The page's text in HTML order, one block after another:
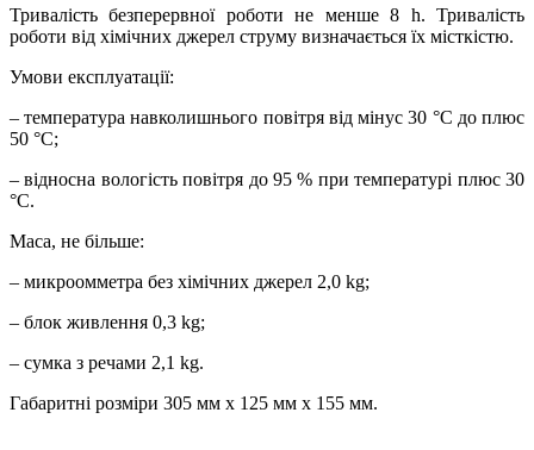
Тривалість безперервної роботи не менше 8 h. Тривалість
роботи від хімічних джерел струму визначається їх місткістю.
Умови експлуатації:
– температура навколишнього повітря від мінус 30 °С до плюс
50 °С;
– відносна вологість повітря до 95 % при температурі плюс 30
°С.
Маса, не більше:
– микроомметра без хімічних джерел 2,0 kg;
– блок живлення 0,3 kg;
– сумка з речами 2,1 kg.
Габаритні розміри 305 мм х 125 мм х 155 мм.